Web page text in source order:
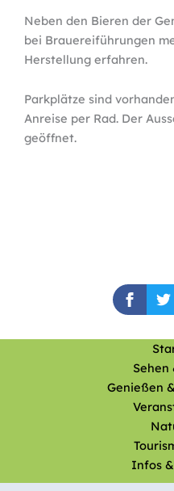
Neben den Bieren der
bei Brauereiführungen
Herstellung erfahren.
Parkplätze sind
Anreise per Rad. Der
geöffnet.
Sehen
Genießen
Infos